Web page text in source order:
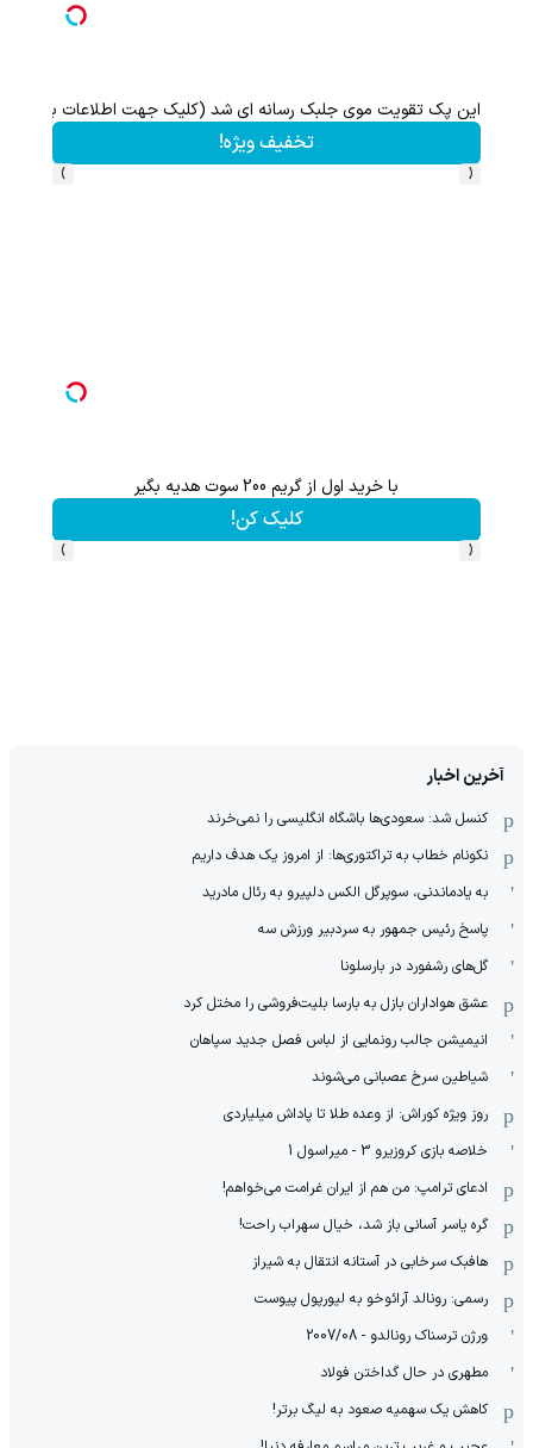
این پک تقویت موی جلبک رسانه ای شد (کلیک جهت اطلاعات بیشتر)
تخفیف ویژه!
‹
›
با خرید اول از گریم 200 سوت هدیه بگیر
کلیک کن!
‹
›
آخرین اخبار
کنسل شد: سعودی‌ها باشگاه انگلیسی را نمی‌خرند
نکونام خطاب به تراکتوری‌ها: از امروز یک هدف داریم
به یادماندنی، سوپرگل الکس دلپیرو به رئال مادرید
پاسخ رئیس جمهور به سردبیر ورزش سه
گل‌های رشفورد در بارسلونا
عشق هواداران بازل به بارسا بلیت‌فروشی را مختل کرد
انیمیشن جالب رونمایی از لباس فصل جدید سپاهان
شیاطین سرخ عصبانی می‌شوند
روز ویژه کوراش: از وعده طلا تا پاداش میلیاردی
خلاصه بازی کروزیرو 3 - میراسول 1
ادعای ترامپ: من هم از ایران غرامت می‌خواهم!
گره یاسر آسانی باز شد، خیال سهراب راحت!
هافبک سرخابی در آستانه انتقال به شیراز
رسمی: رونالد آرائوخو به لیورپول پیوست
ورژن ترسناک رونالدو - 2007/08
مطهری در حال گداختن فولاد
کاهش یک سهمیه صعود به لیگ برتر!